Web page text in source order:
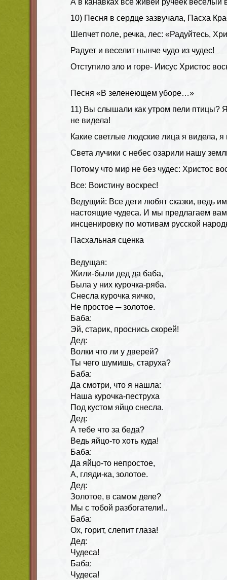
10) Песня в сердце зазвучала, Пасха
Шепчет поле, речка, лес: «Радуйтесь,
Радует и веселит нынче чудо из чудес!
Отступило зло и горе- Иисус Христос
Песня «В зеленеющем уборе…»
11) Вы слышали как утром пели птицы? Я
не видела!
Какие светлые людские лица я видела, я
Света лучики с небес озарили нашу
Потому что мир не без чудес: Христос
Все: Воистину воскрес!
Ведущий: Все дети любят сказки, ведь
настоящие чудеса. И мы предлагаем
инсценировку по мотивам русской
Пасхальная сценка
Ведущая:
Жили-были дед да баба,
Была у них курочка-ряба.
Снесла курочка яичко,
Не простое ─ золотое.
Баба:
Эй, старик, проснись скорей!
Дед:
Волки что ли у дверей?
Ты чего шумишь, старуха?
Баба:
Да смотри, что я нашла:
Наша курочка-пеструха
Под кустом яйцо снесла.
Дед:
А тебе что за беда?
Ведь яйцо-то хоть куда!
Баба:
Да яйцо-то непростое,
А, гляди-ка, золотое.
Дед:
Золотое, в самом деле?
Мы с тобой разбогатели!..
Баба:
Ох, горит, слепит глаза!
Дед:
Чудеса!
Баба:
Чудеса!